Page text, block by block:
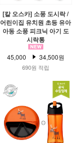
[칼 오스카] 소풍 도시락 /
어린이집 유치원 초등 유아
아동 소풍 피크닉 아기 도
시락통
45,000 34,500원
690원 적립